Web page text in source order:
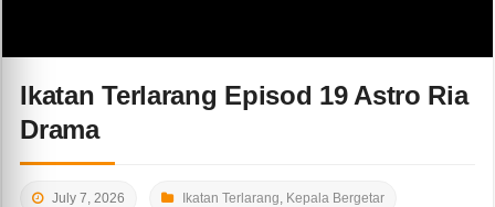
Ikatan Terlarang Episod 19 Astro Ria
Drama
July 7, 2026 Ikatan Terlarang, Kepala Bergetar